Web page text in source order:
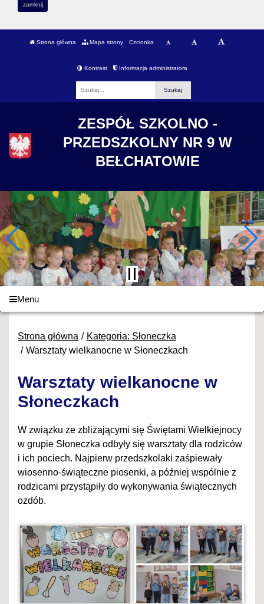
zamknij
Strona główna Mapa strony Czcionka
Kontrast Informacja administratora
ZESPÓŁ SZKOLNO -
PRZEDSZKOLNY NR 9 W
BEŁCHATOWIE
Menu
Strona główna
Kategoria: Słoneczka
Warsztaty wielkanocne w Słoneczkach
Warsztaty wielkanocne w
Słoneczkach
W związku ze zbliżającymi się Świętami Wielkiejnocy
w grupie Słoneczka odbyły się warsztaty dla rodziców
i ich pociech. Najpierw przedszkolaki zaśpiewały
wiosenno-świąteczne piosenki, a później wspólnie z
rodzicami przystąpiły do wykonywania świątecznych
ozdób.